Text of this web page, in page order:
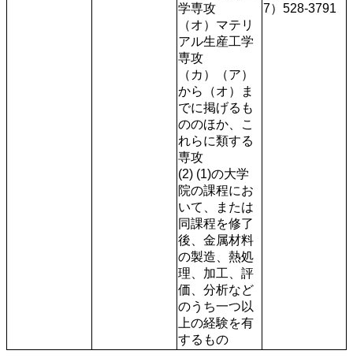
学専攻
（オ）マテリ
アル生産工学
専攻
（カ）（ア）
から（オ）ま
でに掲げるも
ののほか、こ
れらに類する
専攻
(2) (1)の大学
院の課程にお
いて、または
同課程を修了
後、金属材料
の製造、熱処
理、加工、評
価、分析など
のうち一つ以
上の経験を有
するもの
7）528-3791